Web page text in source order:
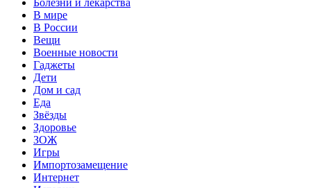
Болезни и лекарства
В мире
В России
Вещи
Военные новости
Гаджеты
Дети
Дом и сад
Еда
Звёзды
Здоровье
ЗОЖ
Игры
Импортозамещение
Интернет